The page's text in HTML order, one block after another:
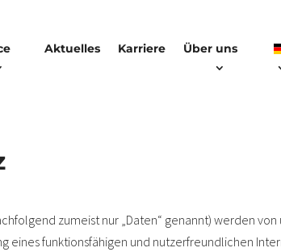
Aktuelles Karriere Über uns
zumeist nur „Daten“ genannt) werden
eines funktionsfähigen und nutzerfreundlichen